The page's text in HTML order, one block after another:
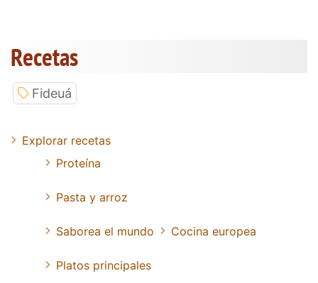
Recetas
Fideuá
Explorar recetas
Proteína
Pasta y arroz
Saborea el mundo Cocina europea
Platos principales